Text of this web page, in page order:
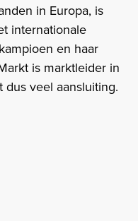
in Europa, is
internationale
en haar
is marktleider in
veel aansluiting.